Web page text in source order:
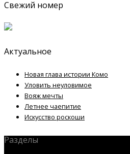
Свежий номер
Актуальное
Новая глава истории Комо
Уловить неуловимое
Вояж мечты
Летнее чаепитие
Искусство роскоши
Разделы